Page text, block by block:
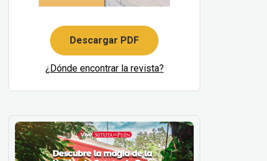
Descargar PDF
¿Dónde encontrar la revista?